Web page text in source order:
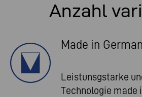
Anzahl
Made in
Leistunsgstarke
Technologie made